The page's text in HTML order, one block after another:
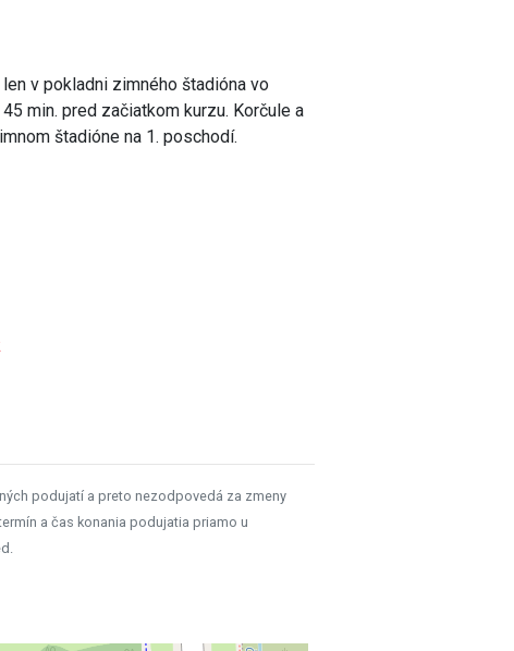
v pokladni zimného štadióna vo
min. pred začiatkom kurzu. Korčule a
štadióne na 1. poschodí.
podujatí a preto nezodpovedá za zmeny
a čas konania podujatia priamo u